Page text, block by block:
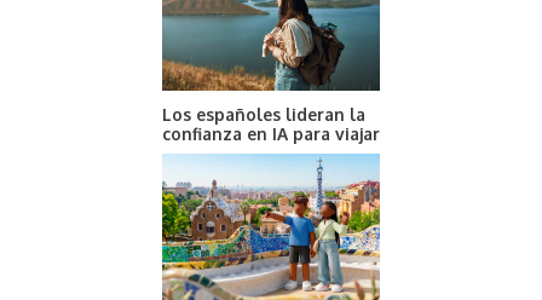
Los españoles lideran la
confianza en IA para viajar